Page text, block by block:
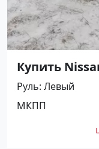
Купить
(1400/90
Абинск
цене 400000
№27476 на
Руль Левый
МКПП